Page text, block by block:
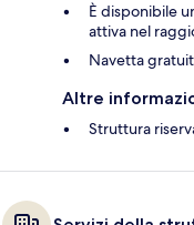
È disponibile
attiva nel
Navetta
Altre
Struttura